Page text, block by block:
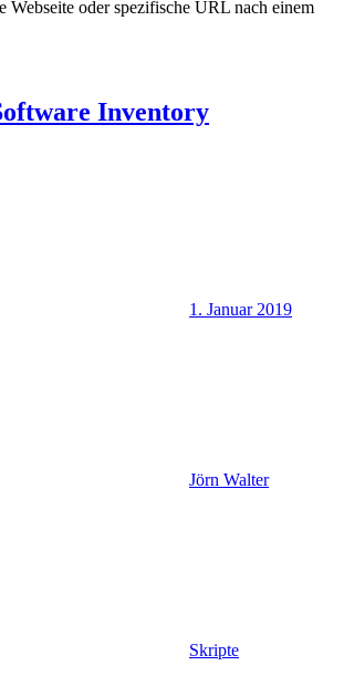
Webseite oder spezifische URL nach einem
Inventory
1. Januar 2019
Jörn Walter
Skripte